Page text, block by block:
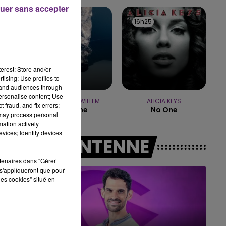
11h00 - 16h00
LE WEEK-END CHAMPAGNE FM
CHRISTOPHE WILLEM
Systaime
16h25
16h25
ALICIA KEYS
No One
A L'ANTENNE
Store and/or
Use profiles to
audiences through
content; Use
fraud, and fix errors;
process personal
actively
Identify devices
dans "Gérer
que pour
cookies" situé en
sans accepter